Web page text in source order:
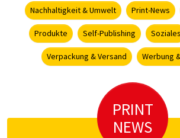
Nachhaltigkeit & Umwelt Print-News
Produkte Self-Publishing Soziales
Verpackung & Versand Werbung
PRINT
NEWS